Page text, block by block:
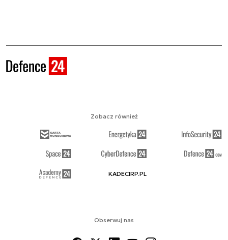
Obserwuj nas
Zobacz również
KADECIRP.PL